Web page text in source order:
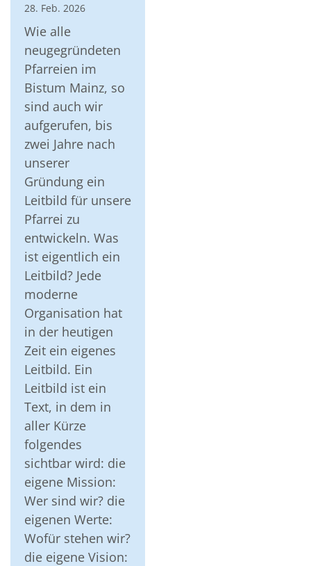
28. Feb. 2026
Wie alle
neugegründeten
Pfarreien im
Bistum Mainz, so
sind auch wir
aufgerufen, bis
zwei Jahre nach
unserer
Gründung ein
Leitbild für unsere
Pfarrei zu
entwickeln. Was
ist eigentlich ein
Leitbild? Jede
moderne
Organisation hat
in der heutigen
Zeit ein eigenes
Leitbild. Ein
Leitbild ist ein
Text, in dem in
aller Kürze
folgendes
sichtbar wird: die
eigene Mission:
Wer sind wir? die
eigenen Werte:
Wofür stehen wir?
die eigene Vision: